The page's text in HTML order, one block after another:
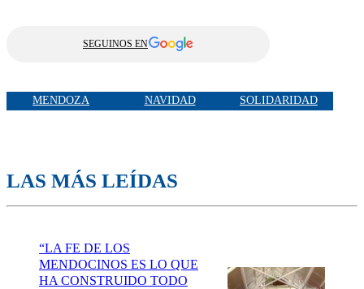
SEGUINOS EN
MENDOZA NAVIDAD SOLIDARIDAD
LAS MÁS LEÍDAS
“LA FE DE LOS
MENDOCINOS ES LO QUE
HA CONSTRUIDO TODO